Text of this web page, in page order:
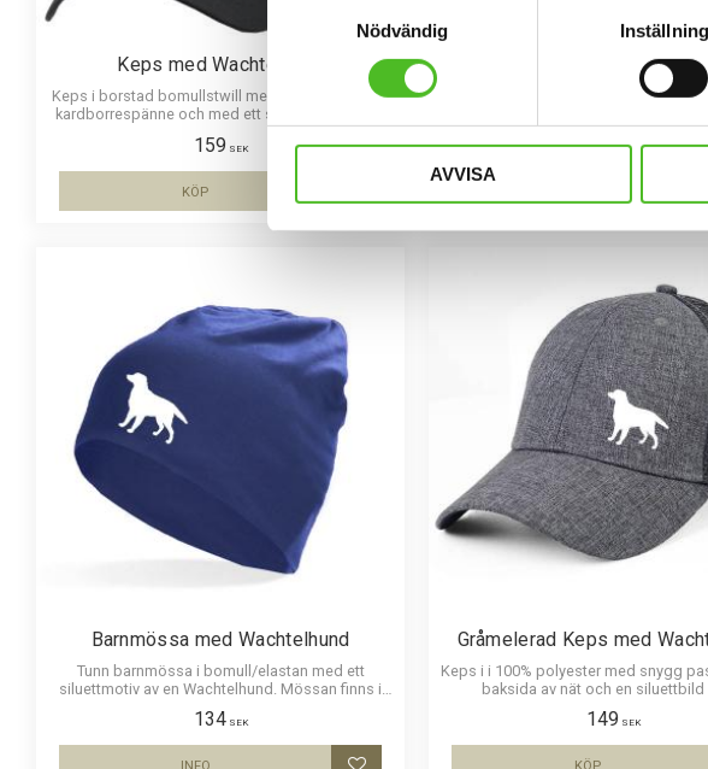
Nödvändig
AVVISA
Keps med Wachtelhund
Keps i borstad bomullstwill med böjd skärm och
kardborrespänne och med ett siluettmotiv av en
159 SEK
Lägg till i favoriter
KÖP
Hoodie med
Luvtröja med ett Wachtelhundsmotiv
429SEK
Barnmössa med Wachtelhund
Tunn barnmössa i bomull/elastan med ett
siluettmotiv av en Wachtelhund. Mössan finns i
134SEK
Gråmelerad Keps med
Keps i i 100% polyester med snygg
baksida av nät och en siluettbild
149 SEK